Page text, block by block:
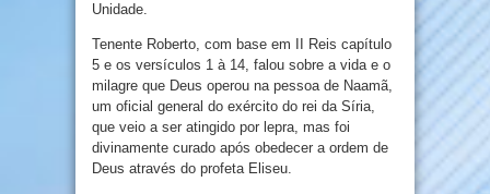
Unidade.
Tenente Roberto, com base em II Reis capítulo
5 e os versículos 1 à 14, falou sobre a vida e o
milagre que Deus operou na pessoa de Naamã,
um oficial general do exército do rei da Síria,
que veio a ser atingido por lepra, mas foi
divinamente curado após obedecer a ordem de
Deus através do profeta Eliseu.